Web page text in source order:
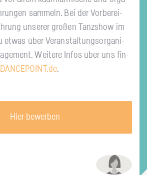
sam­meln. Bei der Vor­be­rei­
un­se­rer gro­ßen Tanz­show im
etwas über Ver­an­stal­tungs­or­ga­ni­
Wei­te­re Infos über uns fin­
.
Hier bewerben